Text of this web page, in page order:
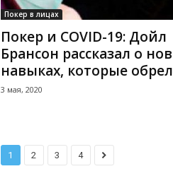
Покер в лицах
Покер и COVID-19: Дойл
Брансон рассказал о
навыках, которые
3 мая, 2020
1 2 3 4